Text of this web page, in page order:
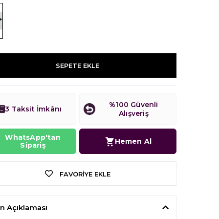
SEPETE EKLE
3 Taksit İmkânı
%100 Güvenli
Alışveriş
WhatsApp'tan
Sipariş
Hemen Al
FAVORIYE EKLE
Açıklaması